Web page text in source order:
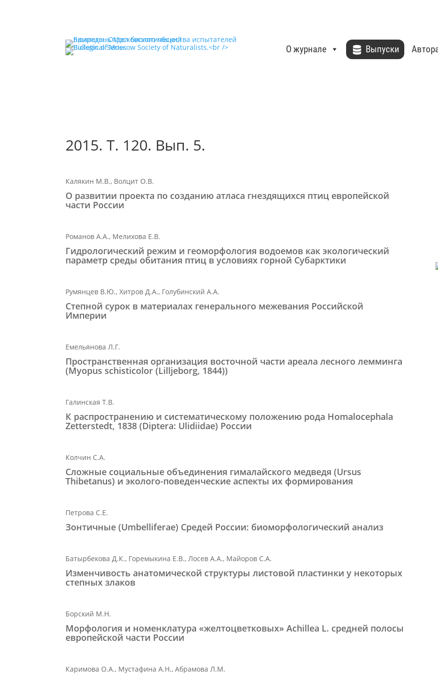
О журнале Выпуски
2015. Т. 120. Вып. 5.
Калякин М.В., Волцит О.В.
О развитии проекта по созданию атласа гнездящихся птиц европейской
части России
Романов А.А., Мелихова Е.В.
Гидрологический режим и геоморфология водоемов как экологический
параметр среды обитания птиц в условиях горной Субарктики
Румянцев В.Ю., Хитров Д.А., Голубинский А.А.
Степной сурок в материалах генерального межевания Российской
Империи
Емельянова Л.Г.
Пространственная организация восточной части ареала лесного лемминга
(Myopus schisticolor (Lilljeborg, 1844))
Галинская Т.В.
К распространению и систематическому положению рода Homalocephala
Zetterstedt, 1838 (Diptera: Ulidiidae) России
Колчин С.А.
Сложные социальные объединения гималайского медведя (Ursus
Thibetanus) и эколого-поведенческие аспекты их формирования
Петрова С.Е.
Зонтичные (Umbelliferae) Средей России: биоморфологический анализ
Батырбекова Д.К., Горемыкина Е.В., Лосев А.А., Майоров С.А.
Изменчивость анатомической структуры листовой пластинки у некоторых
степных злаков
Борский М.Н.
Морфология и номенклатура «желтоцветковых» Achillea L. средней полосы
европейской части России
Каримова О.А., Мустафина А.Н., Абрамова Л.М.